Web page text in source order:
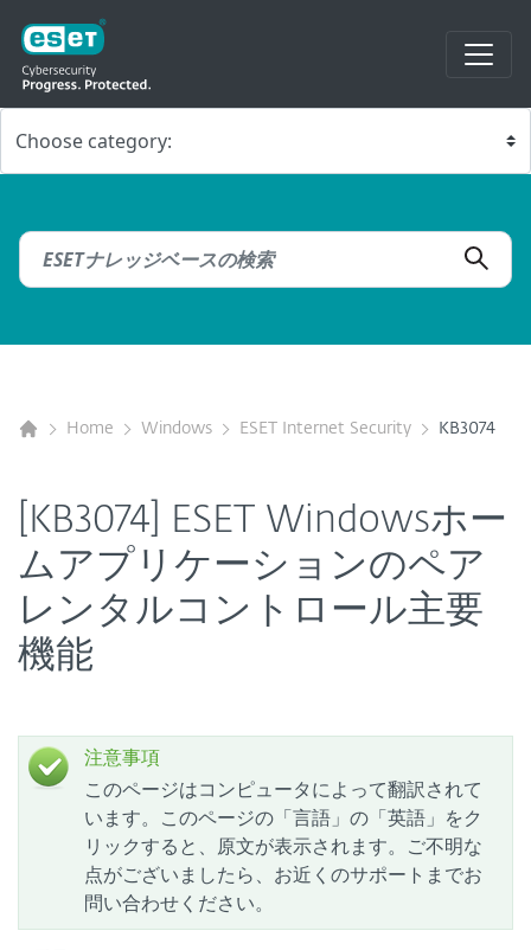
Home Windows ESET Internet Security KB3074
[KB3074] ESET Windowsホー
ムアプリケーションのペア
レンタルコントロール主要
機能
注意事項
このページはコンピュータによって翻訳されて
います。このページの「言語」の「英語」をク
リックすると、原文が表示されます。ご不明な
点がございましたら、お近くのサポートまでお
問い合わせください。